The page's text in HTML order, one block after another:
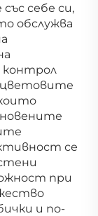
себе си,
обслужва
контрол
цветовите
се
при
и по-